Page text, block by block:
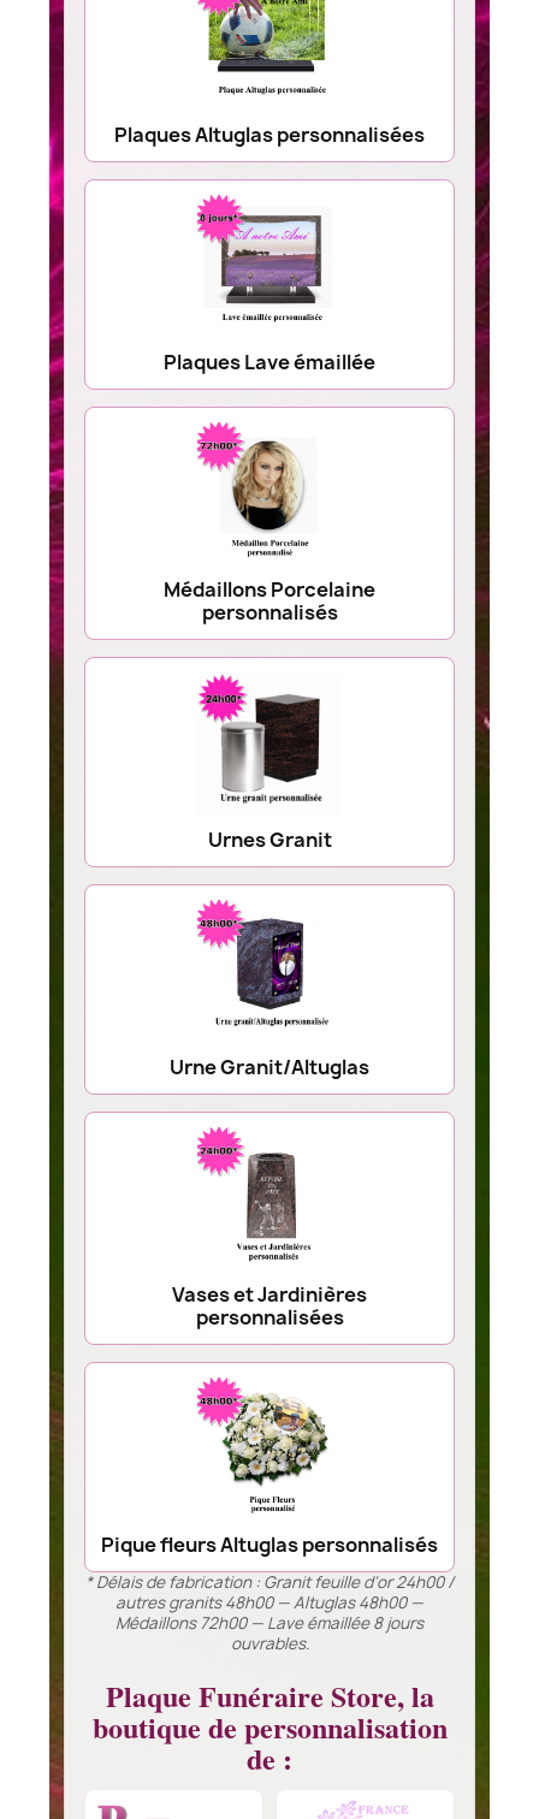
Plaques Altuglas personnalisées
Plaques Lave émaillée
Médaillons Porcelaine
personnalisés
Urnes Granit
Urne Granit/Altuglas
Vases et Jardinières
personnalisées
Pique fleurs Altuglas personnalisés
* Délais de fabrication : Granit feuille d’or 24h00 /
autres granits 48h00 — Altuglas 48h00 —
Médaillons 72h00 — Lave émaillée 8 jours
ouvrables.
Plaque Funéraire Store, la
boutique de personnalisation
de :